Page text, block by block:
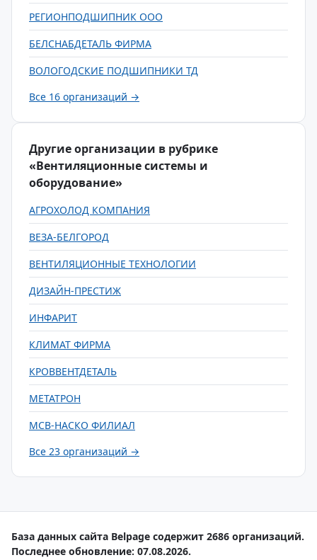
РЕГИОНПОДШИПНИК ООО
БЕЛСНАБДЕТАЛЬ ФИРМА
ВОЛОГОДСКИЕ ПОДШИПНИКИ ТД
Все 16 организаций →
Другие организации в рубрике
«Вентиляционные системы и
оборудование»
АГРОХОЛОД КОМПАНИЯ
ВЕЗА-БЕЛГОРОД
ВЕНТИЛЯЦИОННЫЕ ТЕХНОЛОГИИ
ДИЗАЙН-ПРЕСТИЖ
ИНФАРИТ
КЛИМАТ ФИРМА
КРОВВЕНТДЕТАЛЬ
МЕТАТРОН
МСВ-НАСКО ФИЛИАЛ
Все 23 организаций →
База данных сайта Belpage содержит 2686 организаций.
Последнее обновление: 07.08.2026.